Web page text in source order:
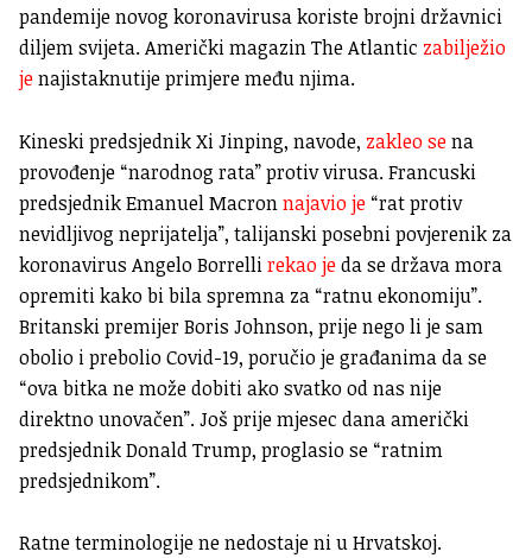
pandemije novog koronavirusa koriste brojni državnici
diljem svijeta. Američki magazin The Atlantic zabilježio
jenajistaknutije primjere među njima.
Kineski predsjednik Xi Jinping, navode, zakleo sena
provođenje “narodnog rata” protiv virusa. Francuski
predsjednik Emanuel Macronnajavio je “rat protiv
nevidljivog neprijatelja”, talijanski posebni povjerenik za
koronavirus Angelo Borrellirekao jeda se država mora
opremiti kako bi bila spremna za “ratnu ekonomiju”.
Britanski premijer Boris Johnson, prije nego li je sam
obolio i prebolio Covid-19, poručio je građanima da se
“ova bitka ne može dobiti ako svatko od nas nije
direktno unovačen”. Još prije mjesec dana američki
predsjednik Donald Trump, proglasio se “ratnim
predsjednikom”.
Ratne terminologije ne nedostaje ni u Hrvatskoj.